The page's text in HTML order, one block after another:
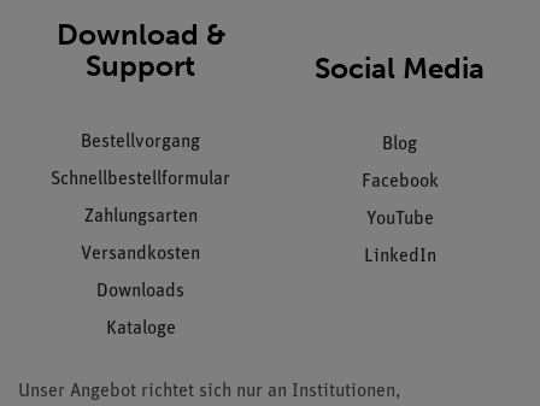
Download &
Support
Bestellvorgang
Schnellbestellformular
Zahlungsarten
Versandkosten
Downloads
Kataloge
Social Media
Blog
Facebook
YouTube
LinkedIn
Unser Angebot richtet sich nur an Institutionen,